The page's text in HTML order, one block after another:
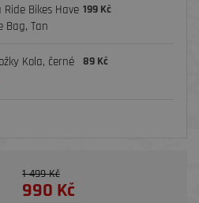
Bikes Have
Bag, Tan
199 Kč
Kola, černé 89 Kč
1 499 Kč
990 Kč